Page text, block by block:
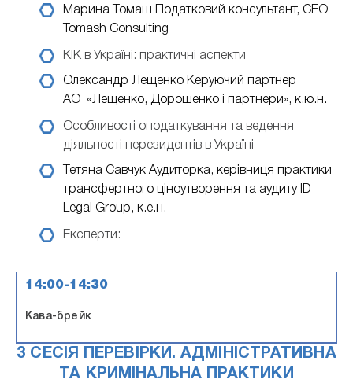
Марина Томаш
Податковий консультант, CEO
Tomash Consulting
КІК в Україні: практичні аспекти
Олександр Лещенко Керуючий партнер
АО «Лещенко, Дорошенко і партнери», к.ю.н.
Особливості оподаткування та ведення
діяльності нерезидентів в Україні
Тетяна Савчук Аудиторка, керівниця практики
трансфертного ціноутворення та аудиту ID
Legal Group, к.е.н.
Експерти:
14:00-14:30
Кава-брейк
3 СЕСІЯ ПЕРЕВІРКИ. АДМІНІСТРАТИВНА
ТА КРИМІНАЛЬНА ПРАКТИКИ